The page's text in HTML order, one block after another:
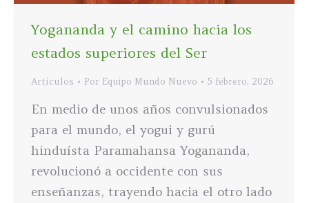
Yogananda y el camino hacia los
estados superiores del Ser
Artículos Por Equipo Mundo Nuevo 5 febrero, 2026
En medio de unos años convulsionados
para el mundo, el yogui y gurú
hinduísta Paramahansa Yogananda,
revolucionó a occidente con sus
enseñanzas, trayendo hacia el otro lado